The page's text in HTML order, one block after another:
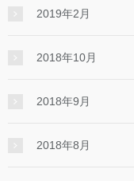
2019年2月
2018年10月
2018年9月
2018年8月